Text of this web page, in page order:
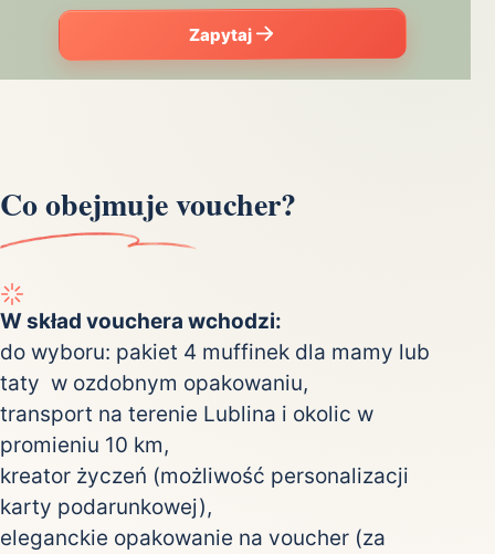
Zapytaj
Co obejmuje voucher?
W skład vouchera wchodzi:
do wyboru: pakiet 4 muffinek dla mamy lub
taty w ozdobnym opakowaniu,
transport na terenie Lublina i okolic w
promieniu 10 km,
kreator życzeń (możliwość personalizacji
karty podarunkowej),
eleganckie opakowanie na voucher (za